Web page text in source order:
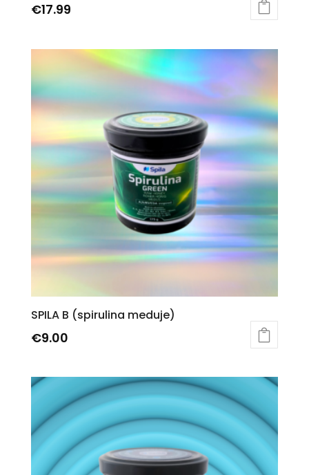
€17.99
SPILA B (spirulina meduje)
€9.00